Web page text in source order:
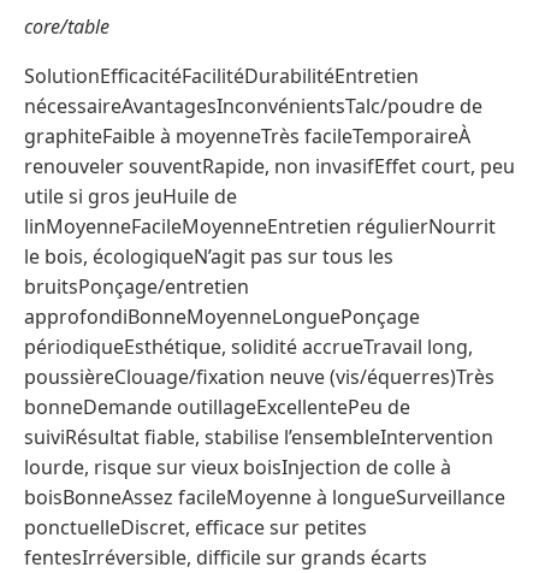
core/table
SolutionEfficacitéFacilitéDurabilitéEntretien
nécessaireAvantagesInconvénientsTalc/poudre de
graphiteFaible à moyenneTrès facileTemporaireÀ
renouveler souventRapide, non invasifEffet court, peu
utile si gros jeuHuile de
linMoyenneFacileMoyenneEntretien régulierNourrit
le bois, écologiqueN’agit pas sur tous les
bruitsPonçage/entretien
approfondiBonneMoyenneLonguePonçage
périodiqueEsthétique, solidité accrueTravail long,
poussièreClouage/fixation neuve (vis/équerres)Très
bonneDemande outillageExcellentePeu de
suiviRésultat fiable, stabilise l’ensembleIntervention
lourde, risque sur vieux boisInjection de colle à
boisBonneAssez facileMoyenne à longueSurveillance
ponctuelleDiscret, efficace sur petites
fentesIrréversible, difficile sur grands écarts